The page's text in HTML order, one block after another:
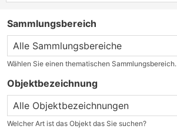
Sammlungsbereich
Wählen Sie einen thematischen Sammlungsbereich.
Objektbezeichnung
Welcher Art ist das Objekt das Sie suchen?